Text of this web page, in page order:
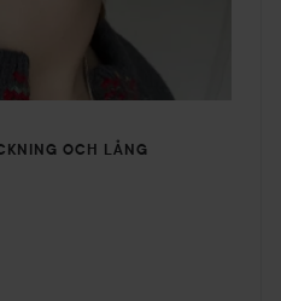
OCH LÅNG